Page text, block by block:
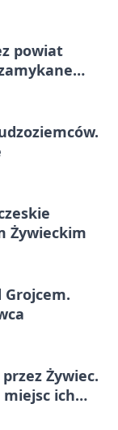
powiat
Żywieckim
Grojcem.
Żywiec.
ich